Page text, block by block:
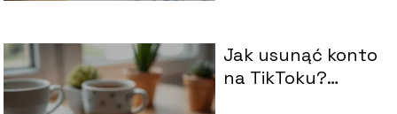
Jak usunąć konto
na TikToku?